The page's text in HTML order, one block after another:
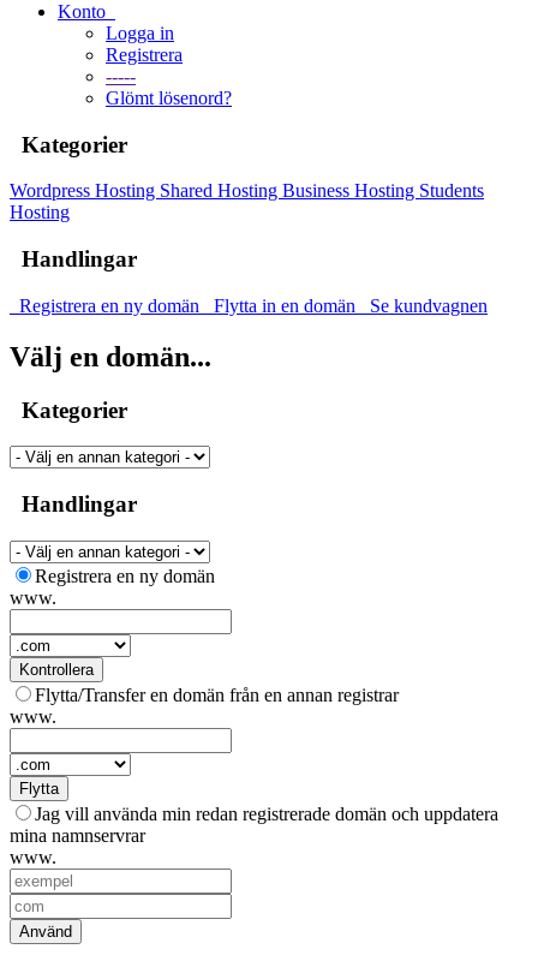
Konto
Logga in
Registrera
-----
Glömt lösenord?
Kategorier
Wordpress Hosting Shared Hosting Business Hosting Students
Hosting
Handlingar
Registrera en ny domän Flytta in en domän Se kundvagnen
Välj en domän...
Kategorier
Handlingar
Registrera en ny domän
www.
Kontrollera
Flytta/Transfer en domän från en annan registrar
www.
Flytta
Jag vill använda min redan registrerade domän och uppdatera
mina namnservrar
www.
Använd